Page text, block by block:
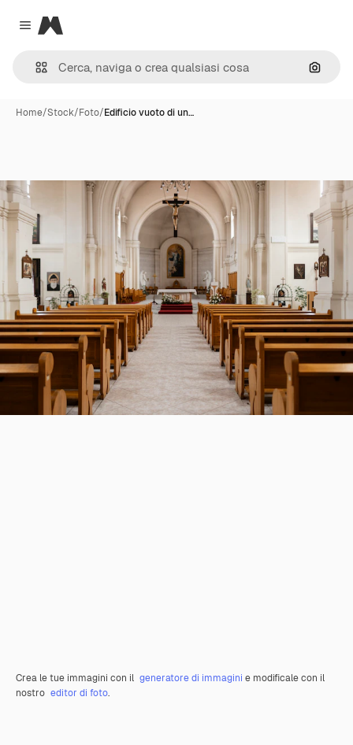
Close menu
Magnific
Cerca
Home/Stock/Foto/Edificio vuoto di un…
Crea le tue immagini con il generatore di immagini e modificale con il
nostro editor di foto.